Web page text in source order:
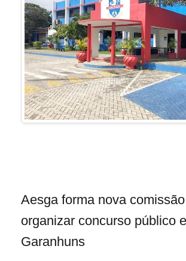
Aesga forma nova
organizar concurso público
Garanhuns